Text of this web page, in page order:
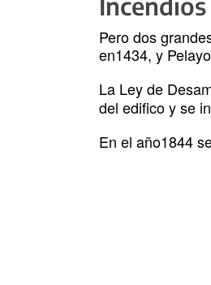
Pero dos
en1434, y
La Ley de
del edifico y se
En el año1844